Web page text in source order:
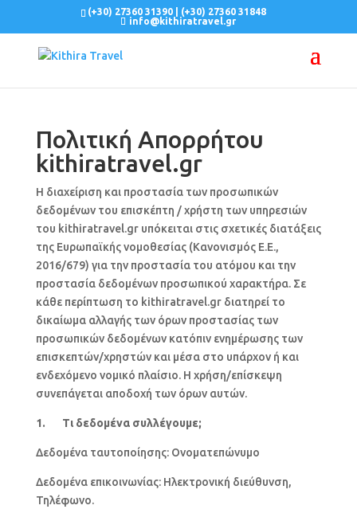
(+30) 27360 31390| (+30) 27360 31848
info@kithiratravel.gr
Πολιτική Απορρήτου
kithiratravel.gr
Η διαχείριση και προστασία των προσωπικών
δεδομένων του επισκέπτη / χρήστη των υπηρεσιών
του kithiratravel.gr υπόκειται στις σχετικές διατάξεις
της Ευρωπαϊκής νομοθεσίας (Kανονισμός Ε.Ε.,
2016/679) για την προστασία του ατόμου και την
προστασία δεδομένων προσωπικού χαρακτήρα. Σε
κάθε περίπτωση το kithiratravel.gr διατηρεί το
δικαίωμα αλλαγής των όρων προστασίας των
προσωπικών δεδομένων κατόπιν ενημέρωσης των
επισκεπτών/χρηστών και μέσα στο υπάρχον ή και
ενδεχόμενο νομικό πλαίσιο. H χρήση/επίσκεψη
συνεπάγεται αποδοχή των όρων αυτών.
1. Τι δεδομένα συλλέγουμε;
Δεδομένα ταυτοποίησης: Ονοματεπώνυμο
Δεδομένα επικοινωνίας: Hλεκτρονική διεύθυνση,
Τηλέφωνο.